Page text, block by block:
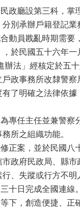
廳設第三科，掌
別承辦戶籍登記業
員戡亂時期需要
於民國五十六年
法」經核定於五
政事務所改隸警
了明確之法律依
任主任並兼警察
所之組織功能。
案，並於民國八
政府民政局、縣
、失蹤或行方不明
日完成全國連線。
，創造便捷、正